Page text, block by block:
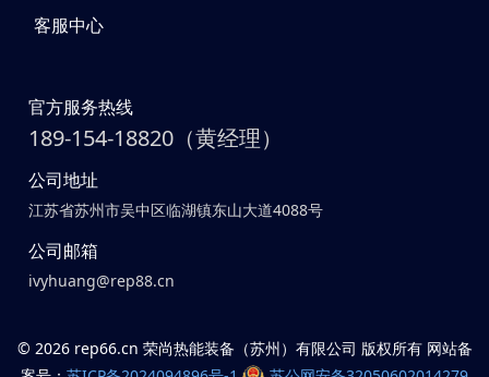
客服中心
官方服务热线
189-154-18820（黄经理）
公司地址
江苏省苏州市吴中区临湖镇东山大道4088号
公司邮箱
ivyhuang@rep88.cn
© 2026 rep66.cn 荣尚热能装备（苏州）有限公司 版权所有 网站备